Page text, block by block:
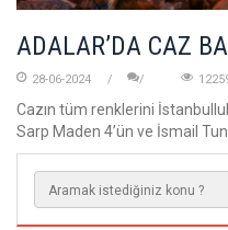
ADALAR’DA CAZ
28-06-2024
Cazın tüm renklerini
Sarp Maden 4’ün ve İsmail